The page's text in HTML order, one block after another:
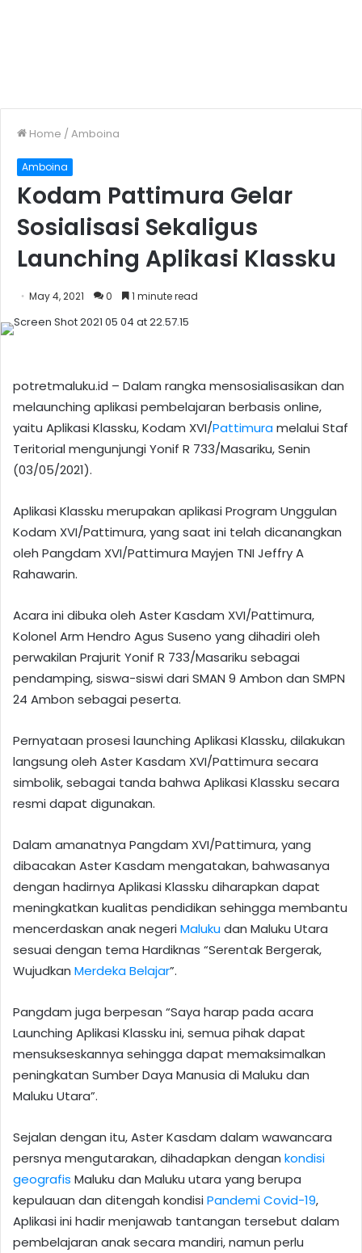
Home /Amboina
Amboina
Kodam Pattimura Gelar
Sosialisasi Sekaligus
Launching Aplikasi Klassku
May 4, 2021 0 1 minute read
potretmaluku.id – Dalam rangka mensosialisasikan dan
melaunching aplikasi pembelajaran berbasis online,
yaitu Aplikasi Klassku, Kodam XVI/Pattimuramelalui Staf
Teritorial mengunjungi Yonif R 733/Masariku, Senin
(03/05/2021).
Aplikasi Klassku merupakan aplikasi Program Unggulan
Kodam XVI/Pattimura, yang saat ini telah dicanangkan
oleh Pangdam XVI/Pattimura Mayjen TNI Jeffry A
Rahawarin.
Acara ini dibuka oleh Aster Kasdam XVI/Pattimura,
Kolonel Arm Hendro Agus Suseno yang dihadiri oleh
perwakilan Prajurit Yonif R 733/Masariku sebagai
pendamping, siswa-siswi dari SMAN 9 Ambon dan SMPN
24 Ambon sebagai peserta.
Pernyataan prosesi launching Aplikasi Klassku, dilakukan
langsung oleh Aster Kasdam XVI/Pattimura secara
simbolik, sebagai tanda bahwa Aplikasi Klassku secara
resmi dapat digunakan.
Dalam amanatnya Pangdam XVI/Pattimura, yang
dibacakan Aster Kasdam mengatakan, bahwasanya
dengan hadirnya Aplikasi Klassku diharapkan dapat
meningkatkan kualitas pendidikan sehingga membantu
mencerdaskan anak negeriMalukudan Maluku Utara
sesuai dengan tema Hardiknas “Serentak Bergerak,
Wujudkan Merdeka Belajar”.
Pangdam juga berpesan “Saya harap pada acara
Launching Aplikasi Klassku ini, semua pihak dapat
mensukseskannya sehingga dapat memaksimalkan
peningkatan Sumber Daya Manusia di Maluku dan
Maluku Utara”.
Sejalan dengan itu, Aster Kasdam dalam wawancara
persnya mengutarakan, dihadapkan dengan kondisi
geografis Maluku dan Maluku utara yang berupa
kepulauan dan ditengah kondisiPandemi Covid-19,
Aplikasi ini hadir menjawab tantangan tersebut dalam
pembelajaran anak secara mandiri, namun perlu